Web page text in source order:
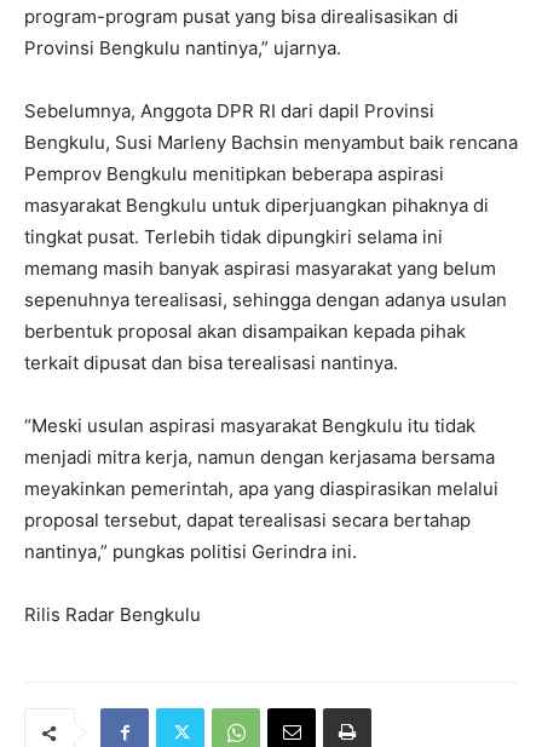
program-program pusat yang bisa direalisasikan di
Provinsi Bengkulu nantinya,” ujarnya.
Sebelumnya, Anggota DPR RI dari dapil Provinsi
Bengkulu, Susi Marleny Bachsin menyambut baik rencana
Pemprov Bengkulu menitipkan beberapa aspirasi
masyarakat Bengkulu untuk diperjuangkan pihaknya di
tingkat pusat. Terlebih tidak dipungkiri selama ini
memang masih banyak aspirasi masyarakat yang belum
sepenuhnya terealisasi, sehingga dengan adanya usulan
berbentuk proposal akan disampaikan kepada pihak
terkait dipusat dan bisa terealisasi nantinya.
“Meski usulan aspirasi masyarakat Bengkulu itu tidak
menjadi mitra kerja, namun dengan kerjasama bersama
meyakinkan pemerintah, apa yang diaspirasikan melalui
proposal tersebut, dapat terealisasi secara bertahap
nantinya,” pungkas politisi Gerindra ini.
Rilis Radar Bengkulu